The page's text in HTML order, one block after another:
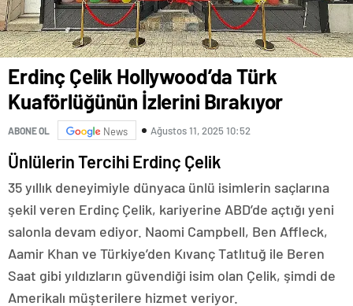
Erdinç Çelik Hollywood’da Türk
Kuaförlüğünün İzlerini Bırakıyor
ABONE OL News Ağustos 11, 2025 10:52
Ünlülerin Tercihi Erdinç Çelik
35 yıllık deneyimiyle dünyaca ünlü isimlerin saçlarına
şekil veren Erdinç Çelik, kariyerine ABD’de açtığı yeni
salonla devam ediyor. Naomi Campbell, Ben Affleck,
Aamir Khan ve Türkiye’den Kıvanç Tatlıtuğ ile Beren
Saat gibi yıldızların güvendiği isim olan Çelik, şimdi de
Amerikalı müşterilere hizmet veriyor.